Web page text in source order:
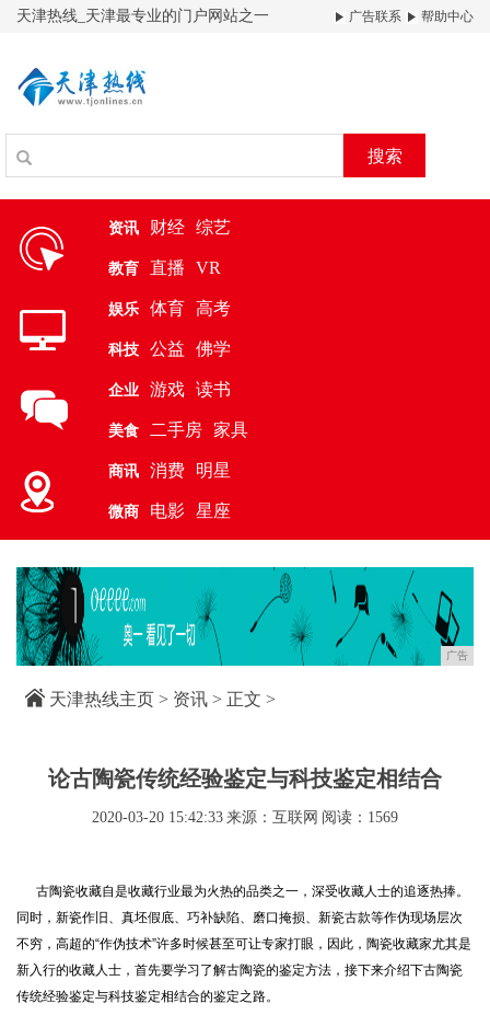
天津热线_天津最专业的门户网站之一 广告联系 帮助中心
搜索
资讯 财经 综艺
教育 直播 VR
娱乐 体育 高考
科技 公益 佛学
企业 游戏 读书
美食 二手房 家具
商讯 消费 明星
微商 电影 星座
广告
天津热线主页 > 资讯 > 正文 >
论古陶瓷传统经验鉴定与科技鉴定相结合
2020-03-20 15:42:33 来源：互联网 阅读：1569
古陶瓷收藏自是收藏行业最为火热的品类之一，深受收藏人士的追逐热捧。
同时，新瓷作旧、真坯假底、巧补缺陷、磨口掩损、新瓷古款等作伪现场层次
不穷，高超的“作伪技术”许多时候甚至可让专家打眼，因此，陶瓷收藏家尤其是
新入行的收藏人士，首先要学习了解古陶瓷的鉴定方法，接下来介绍下古陶瓷
传统经验鉴定与科技鉴定相结合的鉴定之路。